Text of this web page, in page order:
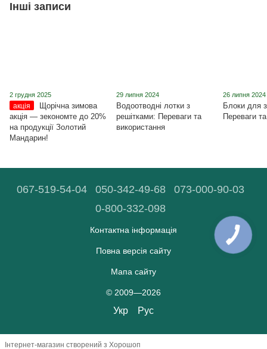
Інші записи
2 грудня 2025
акція
Щорічна зимова
акція ― зекономте до 20%
на продукції Золотий
Мандарин!
29 липня 2024
Водоотводні лотки з
решітками: Переваги та
використання
26 липня 2024
Блоки для
Переваги
067-519-54-04 050-342-49-68
073-000-90-03
0-800-332-098
Контактна інформація
Повна версія сайту
Мапа сайту
© 2009—2026
Укр Рус
Інтернет-магазин створений з Хорошоп